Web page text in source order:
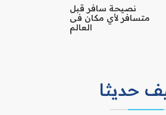
نصيحة سافر قبل
متسافر لأي مكان فى
العالم
حديثا